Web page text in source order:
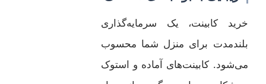
خرید کابینت، یک سرمایه‌گذاری
بلندمدت برای منزل شما محسوب
می‌شود. کابینت‌های آماده و استوک